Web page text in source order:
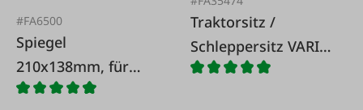
#FA6500
Spiegel
210x138mm, für
Stange 10mm
Traktorsitz /
Schleppersitz VARIO
mit Seitenstützen